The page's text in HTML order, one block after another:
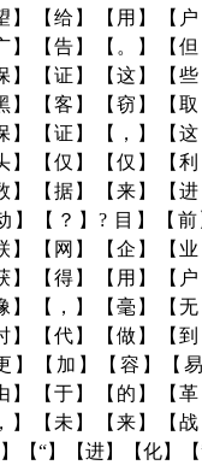
】【给】【用】【户
】【告】【。】【但
】【证】【这】【些
】【客】【窃】【取
】【证】【，】【这
】【仅】【仅】【利
】【据】【来】【进
】【？】? 目】【前
】【网】【企】【业
】【得】【用】【户
】【，】【毫】【无
】【代】【做】【到
】【加】【容】【
】【于】【的】【革
】【未】【来】【战
【“】【进】【化】